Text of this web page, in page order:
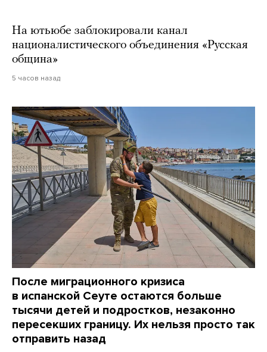
На ютьюбе заблокировали канал
националистического объединения «Русская
община»
5 часов назад
После миграционного кризиса
в испанской Сеуте остаются больше
тысячи детей и подростков, незаконно
пересекших границу. Их нельзя просто так
отправить назад